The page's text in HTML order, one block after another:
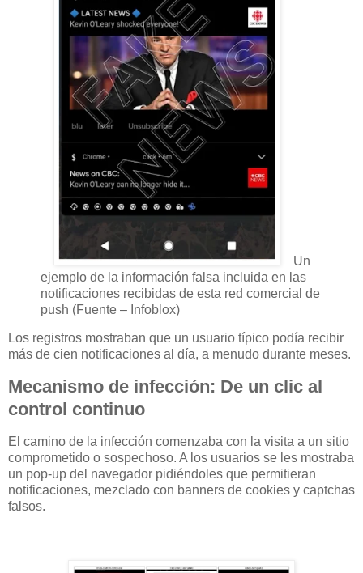
Un
ejemplo de la información falsa incluida en las
notificaciones recibidas de esta red comercial de
push (Fuente – Infoblox)
Los registros mostraban que un usuario típico podía recibir
más de cien notificaciones al día, a menudo durante meses.
Mecanismo de infección: De un clic al
control continuo
El camino de la infección comenzaba con la visita a un sitio
comprometido o sospechoso. A los usuarios se les mostraba
un pop-up del navegador pidiéndoles que permitieran
notificaciones, mezclado con banners de cookies y captchas
falsos.